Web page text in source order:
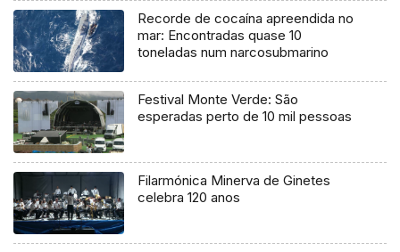
Recorde de cocaína apreendida no
mar: Encontradas quase 10
toneladas num narcosubmarino
Festival Monte Verde: São
esperadas perto de 10 mil pessoas
Filarmónica Minerva de Ginetes
celebra 120 anos